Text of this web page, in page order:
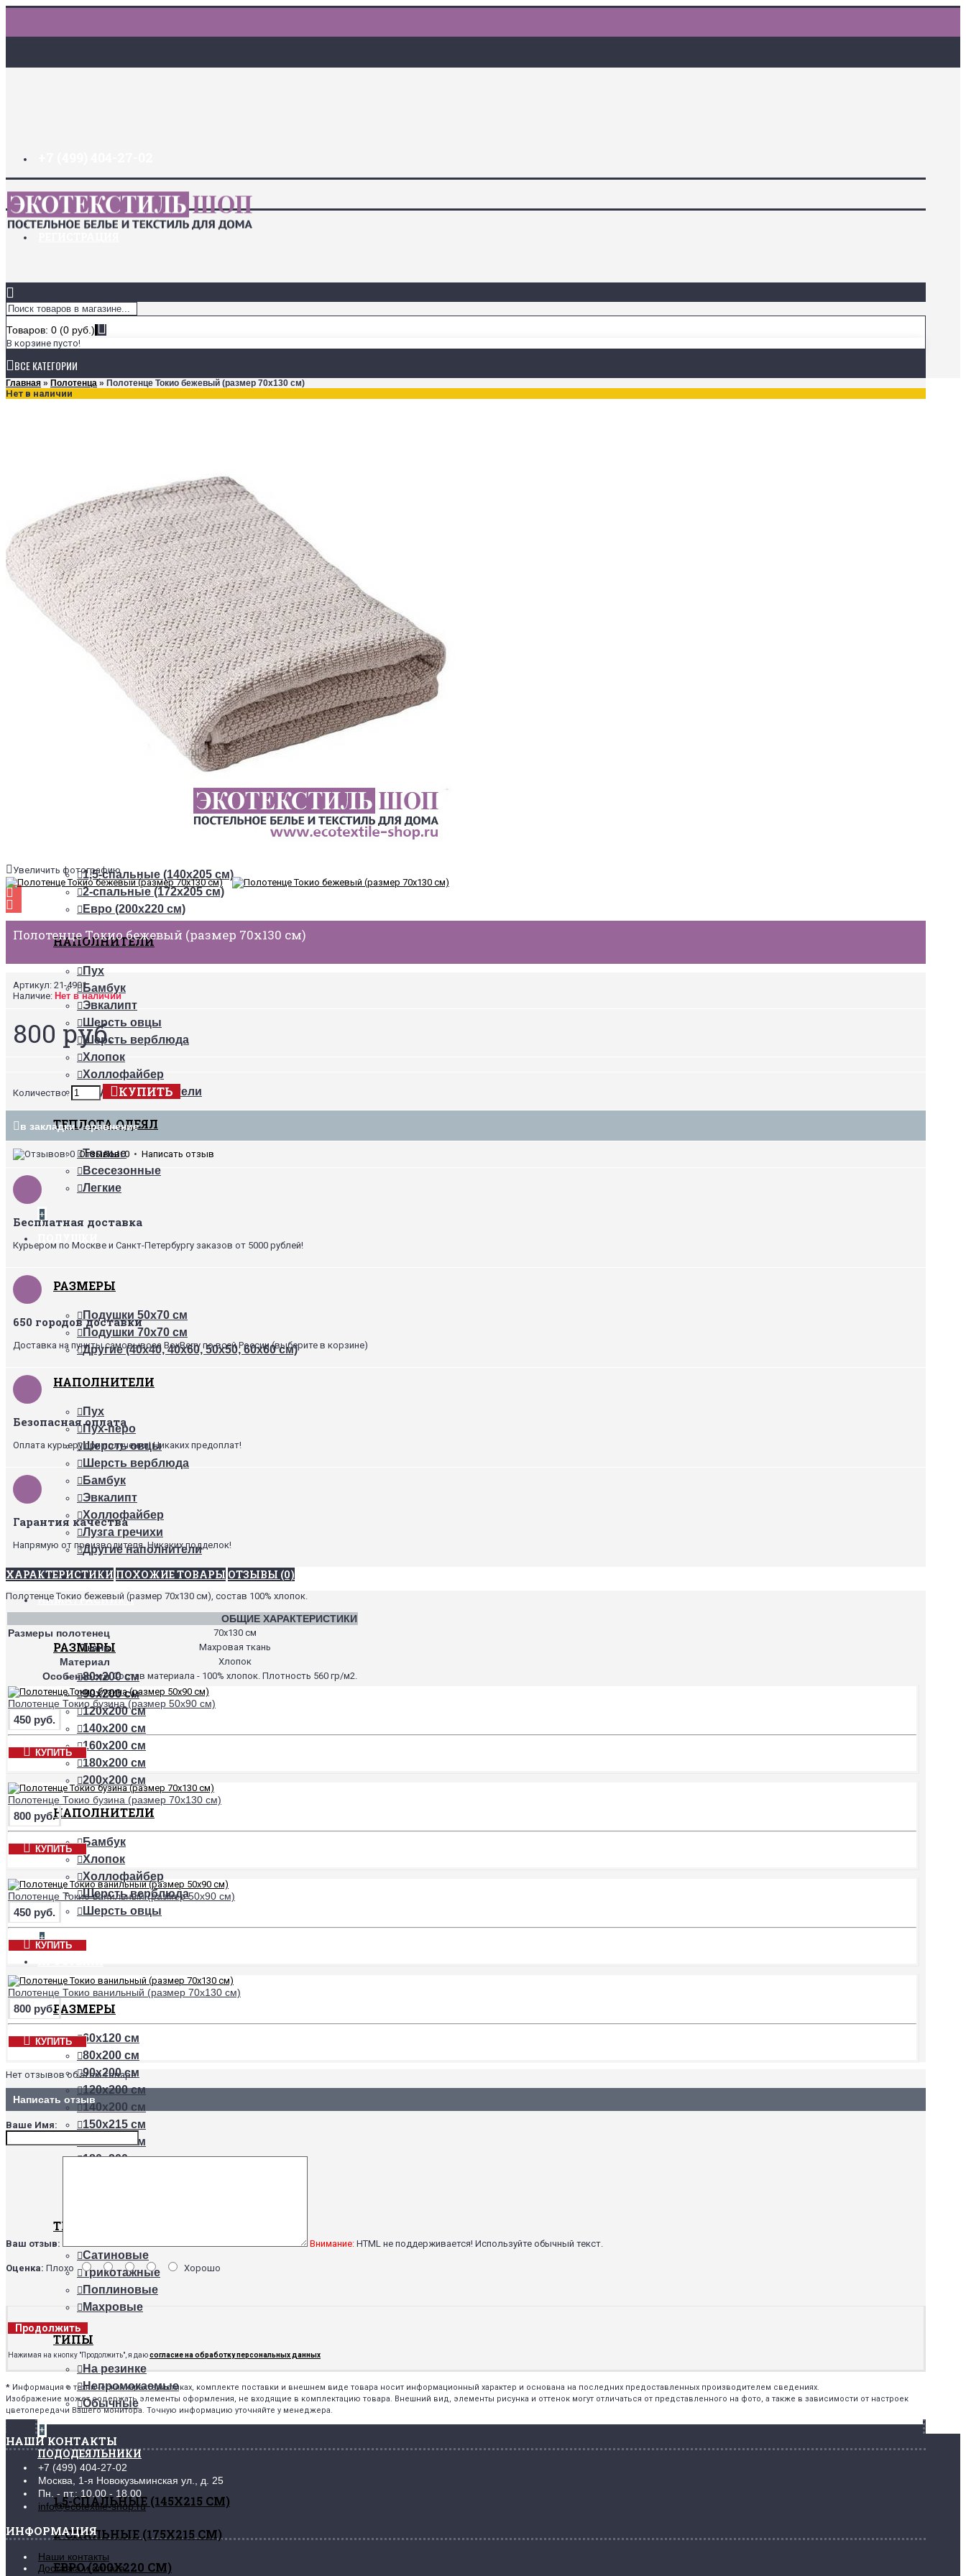
ДОСТАВКА И ОПЛАТА
ЗАКЛАДКИ (0)
ЛОГИН
Товаров: 0 (0 руб.)
В корзине пусто!
ВСЕ КАТЕГОРИИ
Ecotex Estetica
Ecotex Harmonica
Ecotex Monospace
РАЗМЕРЫ
1,5-спальное
2-спальное
Евро
Семейное
ТКАНИ
Из сатина
Из сатин-жаккарда
ПОСТЕЛЬНОЕ БЕЛЬЕ НА РЕЗИНКЕ
1,5-спальные (140х205 см)
2-спальные (172х205 см)
Евро (200х220 см)
НАПОЛНИТЕЛИ
Пух
Бамбук
Эвкалипт
Шерсть овцы
Шерсть верблюда
Хлопок
Холлофайбер
Другие наполнители
ТЕПЛОТА ОДЕЯЛ
Теплые
Всесезонные
Легкие
+
РАЗМЕРЫ
Подушки 50х70 см
Подушки 70х70 см
Другие (40х40, 40х60, 50х50, 60х60 см)
НАПОЛНИТЕЛИ
Пух
Пух-перо
Шерсть овцы
Шерсть верблюда
Бамбук
Эвкалипт
Холлофайбер
Лузга гречихи
Другие наполнители
+
НАМАТРАСНИКИ
РАЗМЕРЫ
80х200 см
90х200 см
120х200 см
140х200 см
160х200 см
180х200 см
200х200 см
НАПОЛНИТЕЛИ
Бамбук
Хлопок
Холлофайбер
Шерсть верблюда
Шерсть овцы
+
РАЗМЕРЫ
60х120 см
80х200 см
90х200 см
120х200 см
140х200 см
150х215 см
160х200 см
180х200 см
ТКАНИ
Сатиновые
Трикотажные
Поплиновые
Махровые
ТИПЫ
На резинке
Непромокаемые
Обычные
+
ПОДОДЕЯЛЬНИКИ
1,5-СПАЛЬНЫЕ (145Х215 СМ)
2-СПАЛЬНЫЕ (175Х215 СМ)
ЕВРО (200Х220 СМ)
Главная » Полотенца » Полотенце Токио бежевый (размер 70х130 см)
Нет в наличии
Увеличить фотографию
Полотенце Токио бежевый (размер 70х130 см)
Артикул: 21-4901
Наличие: Нет в наличии
800 руб.
Количество: КУПИТЬ
в закладки сравнение
Отзывов: 0 • Написать отзыв
Бесплатная доставка
Курьером по Москве и Санкт-Петербургу заказов от 5000 рублей!
650 городов доставки
Доставка на пункты самовывоза BoxBerry по всей России (выберите в корзине)
Безопасная оплата
Оплата курьеру при получении! Никаких предоплат!
Гарантия качества
Напрямую от производителя. Никаких подделок!
ХАРАКТЕРИСТИКИ ПОХОЖИЕ ТОВАРЫ ОТЗЫВЫ (0)
Полотенце Токио бежевый (размер 70х130 см), состав 100% хлопок.
ОБЩИЕ ХАРАКТЕРИСТИКИ
Размеры полотенец
70х130 см
Ткань Махровая ткань
Материал Хлопок
Особенности Состав материала - 100% хлопок. Плотность 560 гр/м2.
Полотенце Токио бузина (размер 50х90 см)
450 руб.
КУПИТЬ
Полотенце Токио бузина (размер 70х130 см)
800 руб.
КУПИТЬ
Полотенце Токио ванильный (размер 50х90 см)
450 руб.
КУПИТЬ
Полотенце Токио ванильный (размер 70х130 см)
800 руб.
КУПИТЬ
Нет отзывов об этом товаре.
Написать отзыв
Ваше Имя:
Ваш отзыв: Внимание: HTML не поддерживается! Используйте обычный текст.
Оценка: Плохо Хорошо
Продолжить
Нажимая на кнопку "Продолжить", я даюсогласие на обработку персональных данных
* Информация о технических характеристиках, комплекте поставки и внешнем виде товара носит информационный характер и основана на последних предоставленных производителем сведениях.
Изображение может содержать элементы оформления, не входящие в комплектацию товара. Внешний вид, элементы рисунка и оттенок могут отличаться от представленного на фото, а также в зависимости от настроек
цветопередачи Вашего монитора. Точную информацию уточняйте у менеджера.
НАШИ КОНТАКТЫ
+7 (499) 404-27-02
Москва, 1-я Новокузьминская ул., д. 25
Пн. - пт.: 10.00 - 18.00
info@ecotextile-shop.ru
ИНФОРМАЦИЯ
Наши контакты
Доставка и оплата